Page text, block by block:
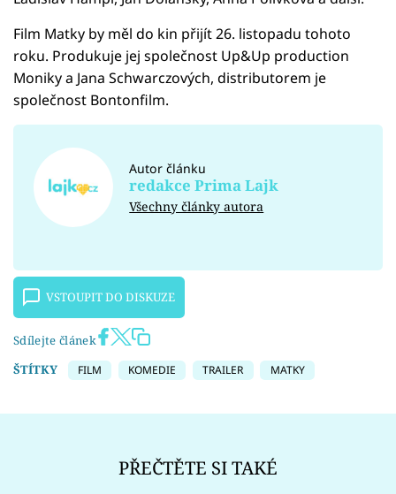
Film Matky by měl do kin přijít 26. listopadu tohoto
roku. Produkuje jej společnost Up&Up production
Moniky a Jana Schwarczových, distributorem je
společnost Bontonfilm.
Autor článku
redakce Prima Lajk
Všechny články autora
VSTOUPIT DO DISKUZE
Sdílejte článek
ŠTÍTKY
FILM KOMEDIE TRAILER MATKY
PŘEČTĚTE SI TAKÉ